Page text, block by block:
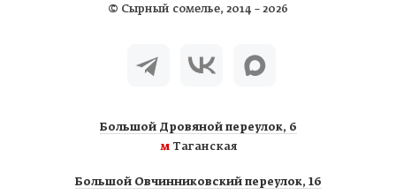
© Сырный сомелье, 2014 – 2026
Большой Дровяной переулок, 6
мТаганская
Большой Овчинниковский переулок, 16